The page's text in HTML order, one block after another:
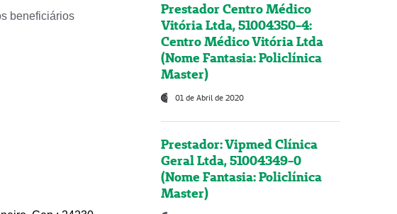
beneficiários
Prestador Centro Médico
Vitória Ltda, 51004350-4:
Centro Médico Vitória Ltda
(Nome Fantasia: Policlínica
Master)
01 de Abril de 2020
Prestador: Vipmed Clínica
Geral Ltda, 51004349-0
(Nome Fantasia: Policlínica
Master)